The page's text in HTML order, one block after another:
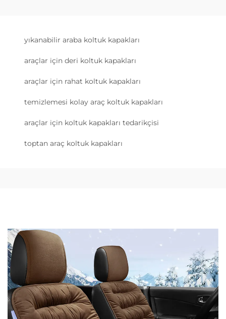
yıkanabilir araba koltuk kapakları
araçlar için deri koltuk kapakları
araçlar için rahat koltuk kapakları
temizlemesi kolay araç koltuk kapakları
araçlar için koltuk kapakları tedarikçisi
toptan araç koltuk kapakları